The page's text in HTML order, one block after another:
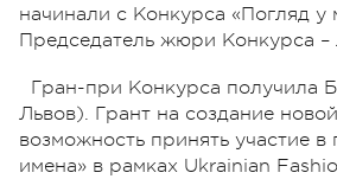
начинали с Конкурса «Погляд у
Председатель жюри Конкурса –
Гран-при Конкурса получила
Львов). Грант на создание
возможность принять участие
имена» в рамках Ukrainian